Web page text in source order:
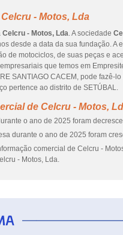
- Motos, Lda
Celcru - Motos, Lda. A sociedade
desde a data da sua fundação. A
de motociclos, de suas peças e
que temos em
SANTIAGO CACEM, pode fazê-
pertence ao distrito de SETÚBAL.
de Celcru - Motos,
o ano de 2025 foram
durante o ano de 2025 foram
comercial de Celcru -
- Motos, Lda.